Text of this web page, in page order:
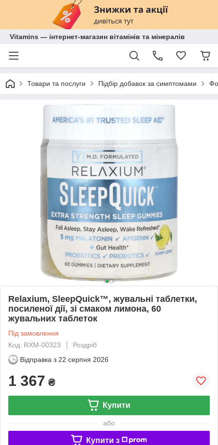
Vitamins — інтернет-магазин вітамінів та мінералів
Товари та послуги Підбір добавок за симптомами
Relaxium, SleepQuick™, жувальні таблетки,
посиленої дії, зі смаком лимона, 60
жувальних таблеток
Під замовлення
Код: RXM-00323
Роздріб
Відправка з 22 серпня 2026
1 367 ₴
Купити
або
Купити з